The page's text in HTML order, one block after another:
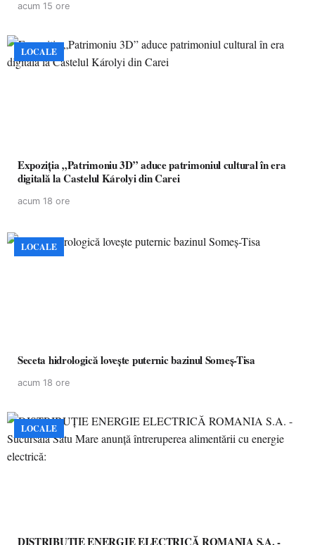
acum 15 ore
LOCALE
Expoziția „Patrimoniu 3D” aduce patrimoniul cultural în era
digitală la Castelul Károlyi din Carei
acum 18 ore
LOCALE
Seceta hidrologică lovește puternic bazinul Someș-Tisa
acum 18 ore
LOCALE
DISTRIBUȚIE ENERGIE ELECTRICĂ ROMANIA S.A. -